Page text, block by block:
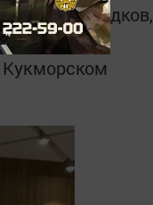
беспорядков,
Кукморском